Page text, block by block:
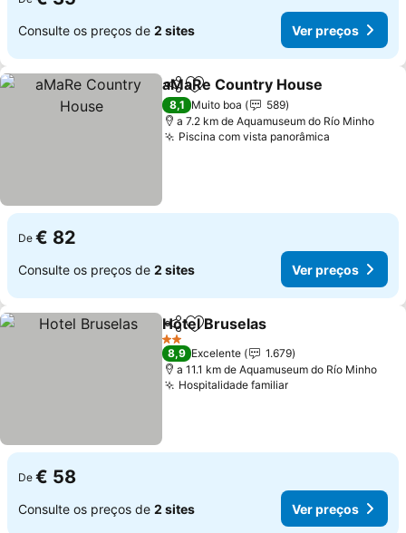
Consulte os preços de 2 sites Ver preços
PartilharAdicionar aos favoritos
aMaRe Country House
8,1 Muito boa
589
a 7.2 km de Aquamuseum do Río Minho
Piscina com vista panorâmica
De € 82
Consulte os preços de 2 sites Ver preços
PartilharAdicionar aos favoritos
Hotel Bruselas
2 Estrelas
8,9 Excelente
1.679
a 11.1 km de Aquamuseum do Río Minho
Hospitalidade familiar
De € 58
Consulte os preços de 2 sites Ver preços